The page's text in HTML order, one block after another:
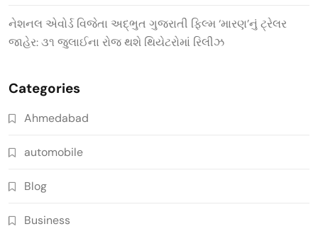
નેશનલ એવોર્ડ વિજેતા અદ્ભુત ગુજરાતી ફિલ્મ ‘મારણ’નું ટ્રેલર
જાહેર: ૩૧ જુલાઈના રોજ થશે થિયેટરોમાં રિલીઝ
Categories
Ahmedabad
automobile
Blog
Business